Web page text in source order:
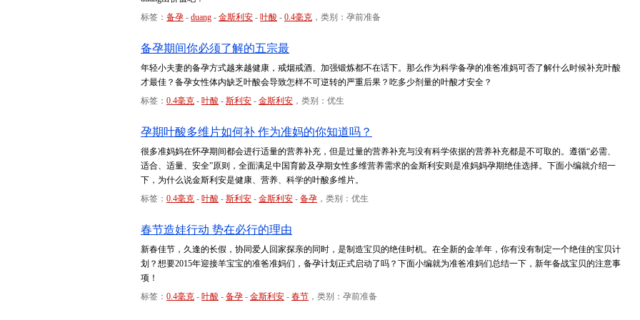
标签： 备孕 - duang - 金斯利安 - 叶酸 - 0.4毫克 ，类别：孕前准备
备孕期间你必须了解的五宗最
年轻小夫妻的备孕方式越来越健康，戒烟戒酒、加强锻炼都不在话下。那么作为科学备孕的准爸准妈可否了解什么时候补充叶酸
才最佳？备孕女性体内缺乏叶酸会导致怎样不可逆转的严重后果？吃多少剂量的叶酸才安全？
标签： 0.4毫克 - 叶酸 - 斯利安 - 金斯利安 ，类别：优生
孕期叶酸多维片如何补 作为准妈的你知道吗？
很多准妈妈在怀孕期间都会进行适量的营养补充，但是过量的营养补充与没有科学依据的营养补充都是不可取的。遵循“必需、
适合、适量、安全”原则，全面满足中国育龄及孕期女性多维营养需求的金斯利安则是准妈妈孕期绝佳选择。下面小编就介绍一
下，为什么说金斯利安是健康、营养、科学的叶酸多维片。
标签： 0.4毫克 - 叶酸 - 斯利安 - 金斯利安 - 备孕 ，类别：优生
春节造娃行动 势在必行的理由
新春佳节，久逢的长假，协同爱人回家探亲的同时，是制造宝贝的绝佳时机。在全新的金羊年，你有没有制定一个绝佳的宝贝计
划？想要2015年迎接羊宝宝的准爸准妈们，备孕计划正式启动了吗？下面小编就为准爸准妈们总结一下，新年备战宝贝的注意事
项！
标签： 0.4毫克 - 叶酸 - 备孕 - 金斯利安 - 春节 ，类别：孕前准备